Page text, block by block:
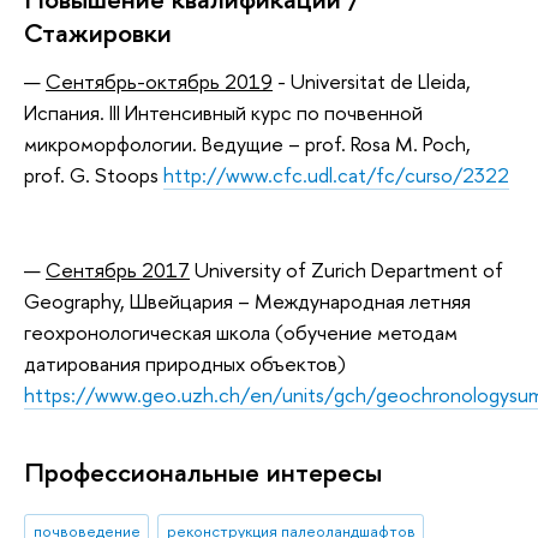
Стажировки
Сентябрь-октябрь 2019 - Universitat de Lleida,
Испания. III Интенсивный курс по почвенной
микроморфологии. Ведущие – prof. Rosa M. Poch,
prof. G. Stoops http://www.cfc.udl.cat/fc/curso/2322
Сентябрь 2017 University of Zurich Department of
Geography, Швейцария – Международная летняя
геохронологическая школа (обучение методам
датирования природных объектов)
https://www.geo.uzh.ch/en/units/gch/
Профессиональные интересы
почвоведение реконструкция палеоландшафтов